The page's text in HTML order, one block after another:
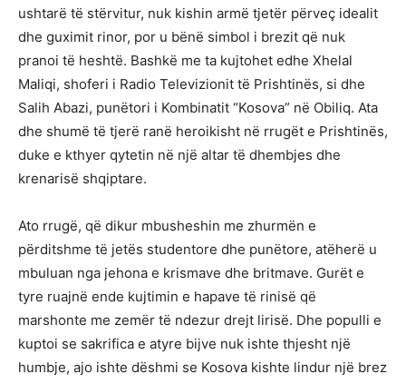
ushtarë të stërvitur, nuk kishin armë tjetër përveç idealit
dhe guximit rinor, por u bënë simbol i brezit që nuk
pranoi të heshtë. Bashkë me ta kujtohet edhe Xhelal
Maliqi, shoferi i Radio Televizionit të Prishtinës, si dhe
Salih Abazi, punëtori i Kombinatit “Kosova” në Obiliq. Ata
dhe shumë të tjerë ranë heroikisht në rrugët e Prishtinës,
duke e kthyer qytetin në një altar të dhembjes dhe
krenarisë shqiptare.
Ato rrugë, që dikur mbusheshin me zhurmën e
përditshme të jetës studentore dhe punëtore, atëherë u
mbuluan nga jehona e krismave dhe britmave. Gurët e
tyre ruajnë ende kujtimin e hapave të rinisë që
marshonte me zemër të ndezur drejt lirisë. Dhe populli e
kuptoi se sakrifica e atyre bijve nuk ishte thjesht një
humbje, ajo ishte dëshmi se Kosova kishte lindur një brez